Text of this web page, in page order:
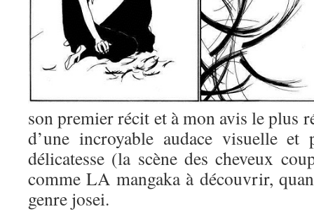
son premier récit et à mon avis le plus
d’une incroyable audace visuelle et
délicatesse (la scène des cheveux
comme LA mangaka à découvrir,
genre josei.